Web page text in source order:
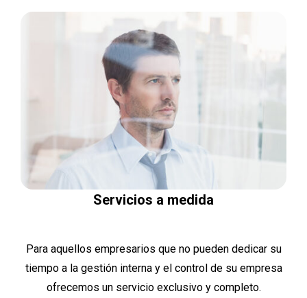
Servicios a medida
Para aquellos empresarios que no pueden dedicar su
tiempo a la gestión interna y el control de su empresa
ofrecemos un servicio exclusivo y completo.